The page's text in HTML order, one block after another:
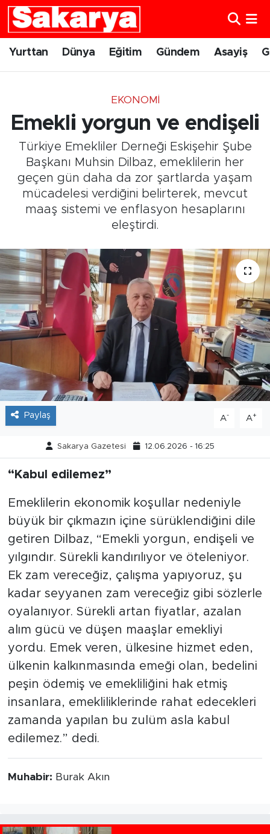
Yurttan Dünya Eğitim Gündem Asayiş
EKONOMI
Emekli yorgun ve endişeli
Türkiye Emekliler Derneği Eskişehir Şube
Başkanı Muhsin Dilbaz, emeklilerin her
geçen gün daha da zor şartlarda yaşam
mücadelesi verdiğini belirterek, mevcut
maaş sistemi ve enflasyon hesaplarını
eleştirdi.
Paylaş A- A+
Sakarya Gazetesi 12.06.2026 - 16:25
“Kabul edilemez”
Emeklilerin ekonomik koşullar nedeniyle
büyük bir çıkmazın içine sürüklendiğini dile
getiren Dilbaz, “Emekli yorgun, endişeli ve
yılgındır. Sürekli kandırılıyor ve öteleniyor.
Ek zam vereceğiz, çalışma yapıyoruz, şu
kadar seyyanen zam vereceğiz gibi sözlerle
oyalanıyor. Sürekli artan fiyatlar, azalan
alım gücü ve düşen maaşlar emekliyi
yordu. Emek veren, ülkesine hizmet eden,
ülkenin kalkınmasında emeği olan, bedelini
peşin ödemiş ve emekliliğini hak etmiş
insanlara, emekliliklerinde rahat edecekleri
zamanda yapılan bu zulüm asla kabul
edilemez.” dedi.
Muhabir: Burak Akın
Yurttan
Eskişehirspor
Spor
Kültür Sanat
Tarihçe
Resmi İlanlar
Foto Şaka
Teknoloji
Politika
Eskişehir Nöbetçi Eczaneler
Süper Lig Puan Durumu ve Fikstür
Tüm Manşetler
Son Dakika Haberleri
Haber Arşivi